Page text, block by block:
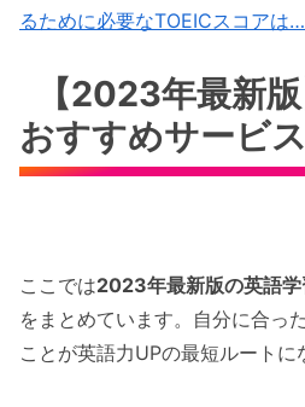
るために必要なTOEICスコアは
【2023年最新
おすすめサービス
ここでは2023年最新版の英語
をまとめています。自分に合っ
ことが英語力UPの最短ルートに